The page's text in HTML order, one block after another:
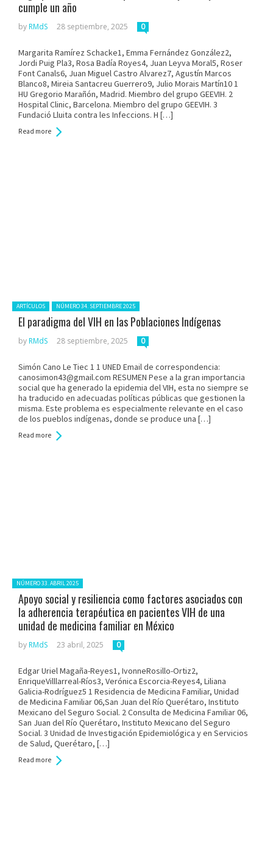
cumple un año
by RMdS 28 septiembre, 2025 0
Margarita Ramírez Schacke1, Emma Fernández González2,
Jordi Puig Pla3, Rosa Badía Royes4, Juan Leyva Moral5, Roser
Font Canals6, Juan Miguel Castro Alvarez7, Agustín Marcos
Blanco8, Mireia Santacreu Guerrero9, Julio Morais Martín10 1
HU Gregorio Marañón, Madrid. Miembro del grupo GEEVIH. 2
Hospital Clinic, Barcelona. Miembro del grupo GEEVIH. 3
Fundació Lluita contra les Infeccions. H […]
Read more
Posted in:
ARTÍCULOS NÚMERO 34. SEPTIEMBRE 2025
El paradigma del VIH en las Poblaciones Indígenas
by RMdS 28 septiembre, 2025 0
Simón Cano Le Tiec 1 1 UNED Email de correspondencia:
canosimon43@gmail.com RESUMEN Pese a la gran importancia
social que ha generado la epidemia del VIH, esta no siempre se
ha traducido en adecuadas políticas públicas que gestionen la
misma. Este problema es especialmente relevante en el caso
de los pueblos indígenas, donde se produce una […]
Read more
Posted in:
NÚMERO 33. ABRIL 2025
Apoyo social y resiliencia como factores asociados con
la adherencia terapéutica en pacientes VIH de una
unidad de medicina familiar en México
by RMdS 23 abril, 2025 0
Edgar Uriel Magaña-Reyes1, IvonneRosillo-Ortiz2,
EnriqueVilllarreal-Ríos3, Verónica Escorcia-Reyes4, Liliana
Galicia-Rodríguez5 1 Residencia de Medicina Familiar, Unidad
de Medicina Familiar 06,San Juan del Río Querétaro, Instituto
Mexicano del Seguro Social. 2 Consulta de Medicina Familiar 06,
San Juan del Río Querétaro, Instituto Mexicano del Seguro
Social. 3 Unidad de Investigación Epidemiológica y en Servicios
de Salud, Querétaro, […]
Read more